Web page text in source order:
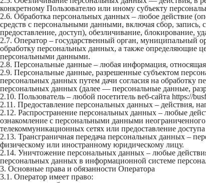
конкретному Пользователю или иному субъекту
2.6. Обработка персональных данных – любое действие
средств с персональными данными, включая сбор, запись,
предоставление, доступ), обезличивание, блокирование,
2.7. Оператор – государственный орган, муниципальный
обработку персональных данных, а также определяющие
персональными данными.
2.8. Персональные данные – любая информация,
2.9. Персональные данные, разрешенные субъектом
персональных данных путем дачи согласия на обработку
персональных данных (далее — персональные данные,
2.10. Пользователь – любой посетитель веб-сайта https://
2.11. Предоставление персональных данных – действия,
2.12. Распространение персональных данных – любые
ознакомление с персональными данными
телекоммуникационных сетях или предоставление
2.13. Трансграничная передача персональных данных –
физическому или иностранному юридическому лицу.
2.14. Уничтожение персональных данных – любые
персональных данных в информационной системе
3. Основные права и обязанности Оператора
3.1. Оператор имеет право: